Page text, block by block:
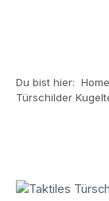
Du bist hier: Home
Türschilder
Bildergalerie